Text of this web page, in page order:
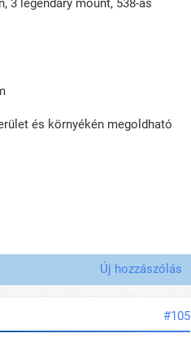
3 legendary mount, 538-as
és környékén megoldható
Új hozzászólás
#105